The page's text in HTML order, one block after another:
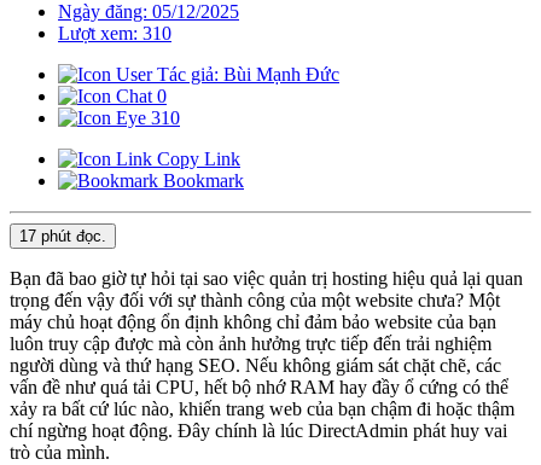
Ngày đăng: 05/12/2025
Lượt xem: 310
Tác giả: Bùi Mạnh Đức
0
310
Copy Link
Bookmark
17 phút đọc.
Bạn đã bao giờ tự hỏi tại sao việc quản trị hosting hiệu quả lại quan
trọng đến vậy đối với sự thành công của một website chưa? Một
máy chủ hoạt động ổn định không chỉ đảm bảo website của bạn
luôn truy cập được mà còn ảnh hưởng trực tiếp đến trải nghiệm
người dùng và thứ hạng SEO. Nếu không giám sát chặt chẽ, các
vấn đề như quá tải CPU, hết bộ nhớ RAM hay đầy ổ cứng có thể
xảy ra bất cứ lúc nào, khiến trang web của bạn chậm đi hoặc thậm
chí ngừng hoạt động. Đây chính là lúc DirectAdmin phát huy vai
trò của mình.